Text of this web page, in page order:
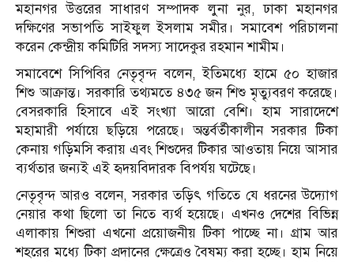
মহানগর উত্তরের সাধারণ সম্পাদক লুনা নুর, ঢাকা মহানগর
দক্ষিণের সভাপতি সাইফুল ইসলাম সমীর। সমাবেশ পরিচালনা
করেন কেন্দ্রীয় কমিটিরি সদস্য সাদেকুর রহমান শামীম।
সমাবেশে সিপিবির নেতৃবৃন্দ বলেন, ইতিমধ্যে হামে ৫০ হাজার
শিশু আক্রান্ত। সরকারি তথ্যমতে ৪৩৫ জন শিশু মৃত্যুবরণ করেছে।
বেসরকারি হিসাবে এই সংখ্যা আরো বেশি। হাম সারাদেশে
মহামারী পর্যায়ে ছড়িয়ে পরেছে। অন্তর্বর্তীকালীন সরকার টিকা
কেনায় গড়িমসি করায় এবং শিশুদের টিকার আওতায় নিয়ে আসার
ব্যর্থতার জন্যই এই হৃদয়বিদারক বিপর্যয় ঘটেছে।
নেতৃবৃন্দ আরও বলেন, সরকার তড়িৎ গতিতে যে ধরনের উদ্যোগ
নেয়ার কথা ছিলো তা নিতে ব্যর্থ হয়েছে। এখনও দেশের বিভিন্ন
এলাকায় শিশুরা এখনো প্রয়োজনীয় টিকা পাচ্ছে না। গ্রাম আর
শহরের মধ্যে টিকা প্রদানের ক্ষেত্রেও বৈষম্য করা হচ্ছে। হাম নিয়ে